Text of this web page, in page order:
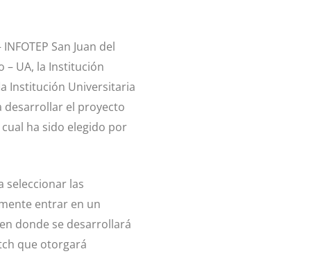
San Juan del
– UA, la Institución
Institución Universitaria
desarrollar el proyecto
ha sido elegido por
seleccionar las
entrar en un
donde se desarrollará
que otorgará